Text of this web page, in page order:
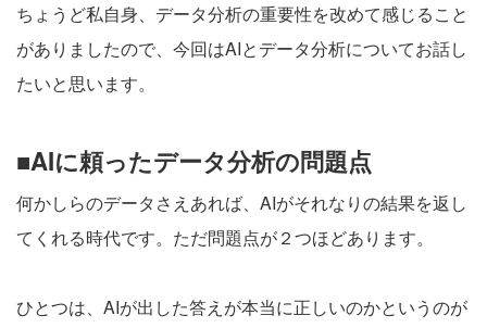
ちょうど私自身、データ分析の重要性を改めて感じること
がありましたので、今回はAIとデータ分析についてお話し
たいと思います。
■AIに頼ったデータ分析の問題点
何かしらのデータさえあれば、AIがそれなりの結果を返し
てくれる時代です。ただ問題点が２つほどあります。
ひとつは、AIが出した答えが本当に正しいのかというのが